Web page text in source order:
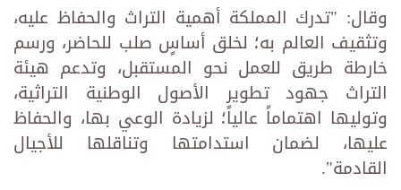
وقال: "تدرك المملكة أهمية التراث والحفاظ عليه،
وتثقيف العالم به؛ لخلق أساسٍ صلب للحاضر، ورسم
خارطة طريق للعمل نحو المستقبل، وتدعم هيئة
التراث جهود تطوير الأصول الوطنية التراثية،
وتوليها اهتماماً عالياً؛ لزيادة الوعي بها، والحفاظ
عليها، لضمان استدامتها وتناقلها للأجيال
القادمة".